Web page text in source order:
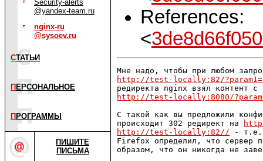
Security-alerts
@yandex-team.ru
nginx-ru
@sysoev.ru
СТАТЬИ
П ЕРСОНАЛЬНОЕ
П РОГРАММЫ
ПИШИТЕ
ПИСЬМА
References:
<
http://test-locally:82/
http://test-locally:8080/
С такой как вы предложили
происходит 302 редирект на
http://test-locally:82// - т.е.
Firefox определил, что сервер
образом, что он никогда не